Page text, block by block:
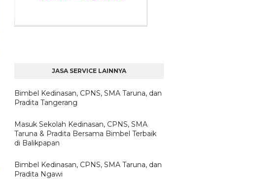
JASA SERVICE LAINNYA
Bimbel Kedinasan, CPNS, SMA Taruna, dan
Pradita Tangerang
Masuk Sekolah Kedinasan, CPNS, SMA
Taruna & Pradita Bersama Bimbel Terbaik
di Balikpapan
Bimbel Kedinasan, CPNS, SMA Taruna, dan
Pradita Ngawi